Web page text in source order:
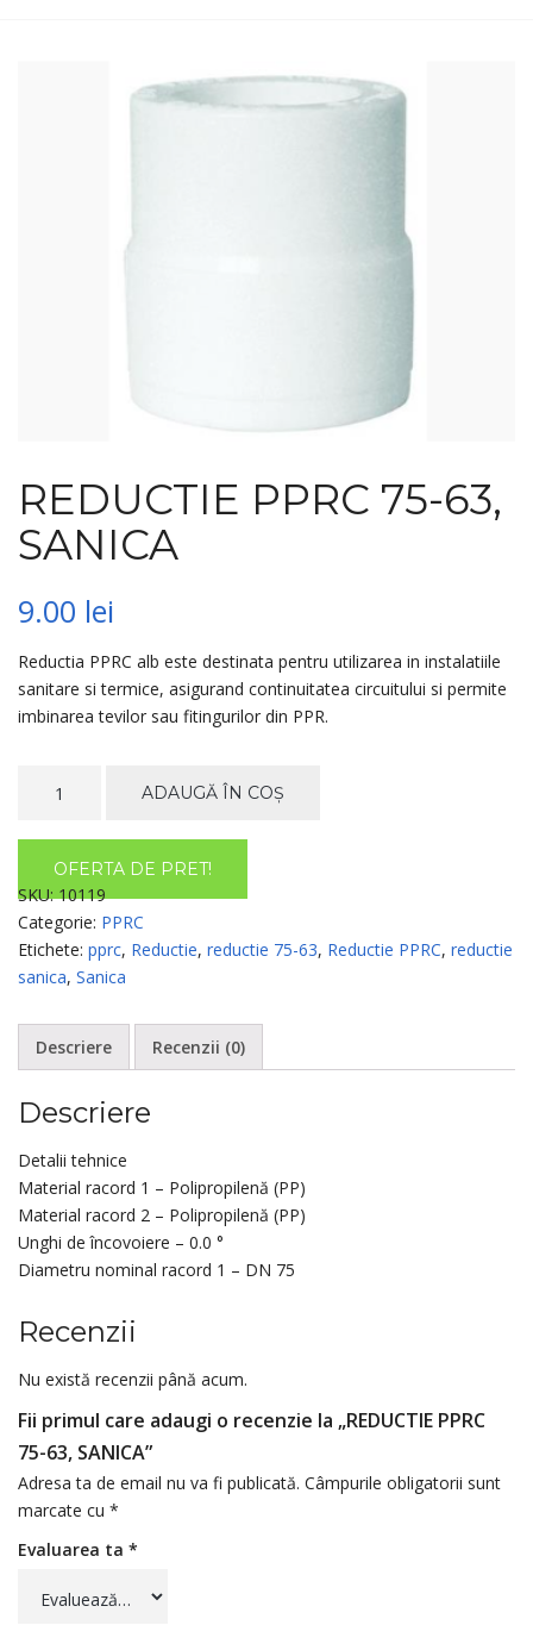
REDUCTIE PPRC 75-63,
SANICA
9.00 lei
Reductia PPRC alb este destinata pentru utilizarea in instalatiile
sanitare si termice, asigurand continuitatea circuitului si permite
imbinarea tevilor sau fitingurilor din PPR.
REDUCTIE
63,
SANICA
ADAUGĂ ÎN COȘ
OFERTA DE PRET!
SKU:10119
Categorie: PPRC
Etichete: pprc, Reductie, reductie 75-63, Reductie PPRC, reductie
sanica, Sanica
Descriere Recenzii (0)
Descriere
Detalii tehnice
Material racord 1 – Polipropilenă (PP)
Material racord 2 – Polipropilenă (PP)
Unghi de încovoiere – 0.0 °
Diametru nominal racord 1 – DN 75
Recenzii
Nu există recenzii până acum.
Fii primul care adaugi o recenzie la „REDUCTIE PPRC
75-63, SANICA”
Adresa ta de email nu va fi publicată. Câmpurile obligatorii sunt
marcate cu *
Evaluarea ta *